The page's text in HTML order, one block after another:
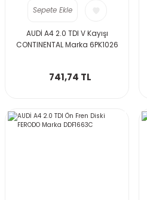
Sepete Ekle
AUDİ A4 2.0 TDI V Kayışı
CONTINENTAL Marka 6PK1026
741,74 TL